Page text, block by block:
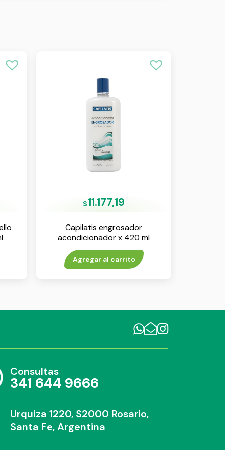
$11.177,19
Capilatis engrosador
acondicionador x 420 ml
Agregar al carrito
Consultas
341 644 9666
Urquiza 1220, S2000 Rosario,
Santa Fe, Argentina